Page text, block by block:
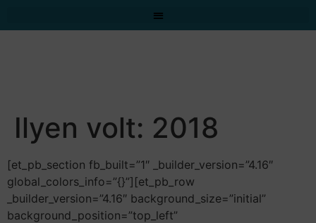
Ilyen volt: 2018
[et_pb_section fb_built=”1″ _builder_version=”4.16″
global_colors_info=”{}”][et_pb_row
_builder_version=”4.16″ background_size=”initial”
background_position=”top_left”